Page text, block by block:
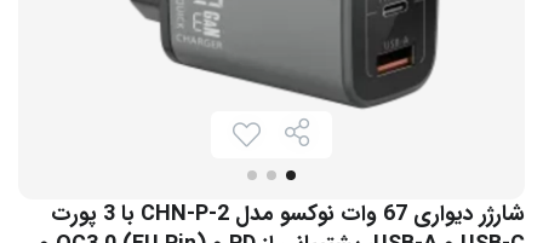
شارژر دیواری 67 وات نوکسو مدل CHN-P-2 با 3 پورت